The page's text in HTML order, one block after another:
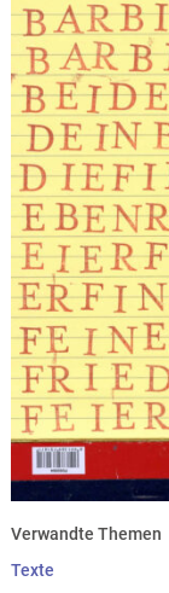
Verwandte Themen
Texte